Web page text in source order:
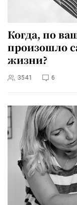
Когда, по
произошло
жизни?
3541 6